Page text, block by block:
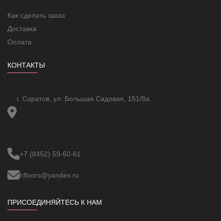
Питающий провод
Соединение нагревательного
Диаметр нагревательного кабеля
Как сделать заказ
Доставка
Оплата
КОНТАКТЫ
г. Саратов, ул. Большая Садовая, 151/8а
+7 (8452) 59-60-61
hfloors@yandex.ru
ПРИСОЕДИНЯЙТЕСЬ К НАМ